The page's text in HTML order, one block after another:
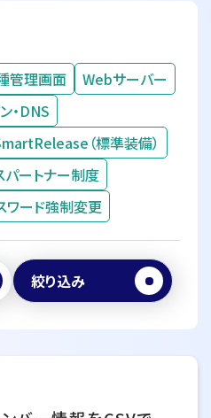
管理画面
Webサーバー
・DNS
（標準装備）
パートナー制度
ワード強制変更
絞り込み